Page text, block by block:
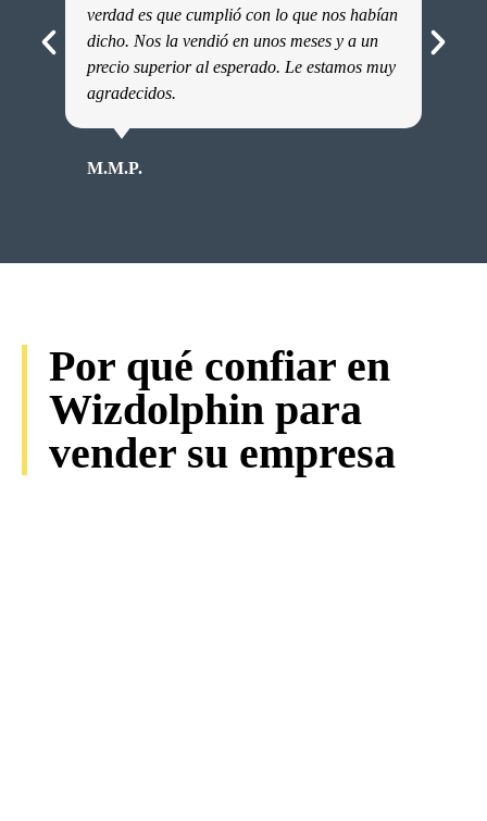
verdad es que cumplió con lo que nos habían
dicho. Nos la vendió en unos meses y a un
precio superior al esperado. Le estamos muy
agradecidos.
M.M.P.
que
Por qué confiar en
Wizdolphin para
vender su empresa